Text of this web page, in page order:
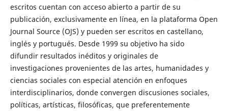
escritos cuentan con acceso abierto a partir de su
publicación, exclusivamente en línea, en la plataforma Open
Journal Source (OJS) y pueden ser escritos en castellano,
inglés y portugués. Desde 1999 su objetivo ha sido
difundir resultados inéditos y originales de
investigaciones provenientes de las artes, humanidades y
ciencias sociales con especial atención en enfoques
interdisciplinarios, donde convergen discusiones sociales,
políticas, artísticas, filosóficas, que preferentemente